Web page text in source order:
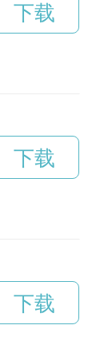
让人们更加
下载
下载
下载